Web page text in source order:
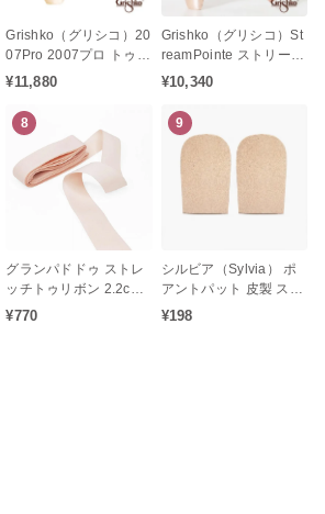
Grishko（グリシコ）20
07Pro 2007プロ トゥシ
ューズ バレエ（消音加
工 / シャンクM / ミディ
アムシャンク）
¥11,880
Grishko（グリシコ）St
reamPointe ストリーム
ポアント トゥシューズ
バレエ（シャンクM / ミ
ディアムシャンク）
¥10,340
8
グランパドドゥ ストレ
ッチトゥリボン 2.2cm
幅 1足分 タイツに馴染
¥770
9
シルビア（Sylvia） ポ
アントパット 皮製 スエ
ード ポアントパット キ
¥198